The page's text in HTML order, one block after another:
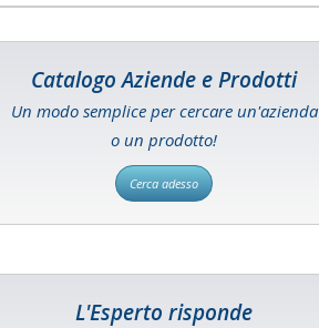
Catalogo Aziende e Prodotti
Un modo semplice per cercare un'azienda
o un prodotto!
Cerca adesso
L'Esperto risponde